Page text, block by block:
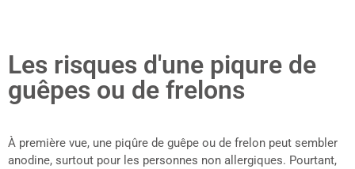
Les risques d'une piqure de
guêpes ou de frelons
À première vue, une piqûre de guêpe ou de frelon peut sembler
anodine, surtout pour les personnes non allergiques. Pourtant,